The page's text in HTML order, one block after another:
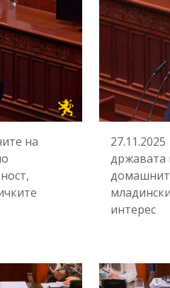
на
државата
младински